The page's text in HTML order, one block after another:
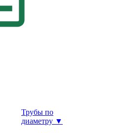
Трубы по
диаметру ▼